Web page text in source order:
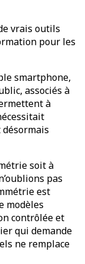
vrais outils
pour les
smartphone,
associés à
à
soit à
pas
est
modèles
contrôlée et
qui demande
ne remplace